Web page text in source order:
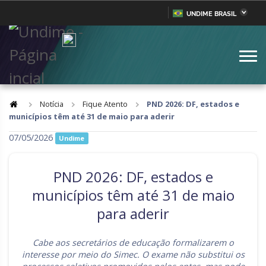
UNDIME BRASIL
Amazonas
Bahia
Goiás Maranhão
Minas Gerais
Pernambuco
Paraná
Rondônia Roraima
Notícia Fique Atento
PND 2026: DF, estados e
municípios têm até 31 de maio para aderir
07/05/2026 Undime
PND 2026: DF, estados e
municípios têm até 31 de maio
para aderir
Cabe aos secretários de educação formalizarem o
interesse por meio do Simec. O exame não substitui os